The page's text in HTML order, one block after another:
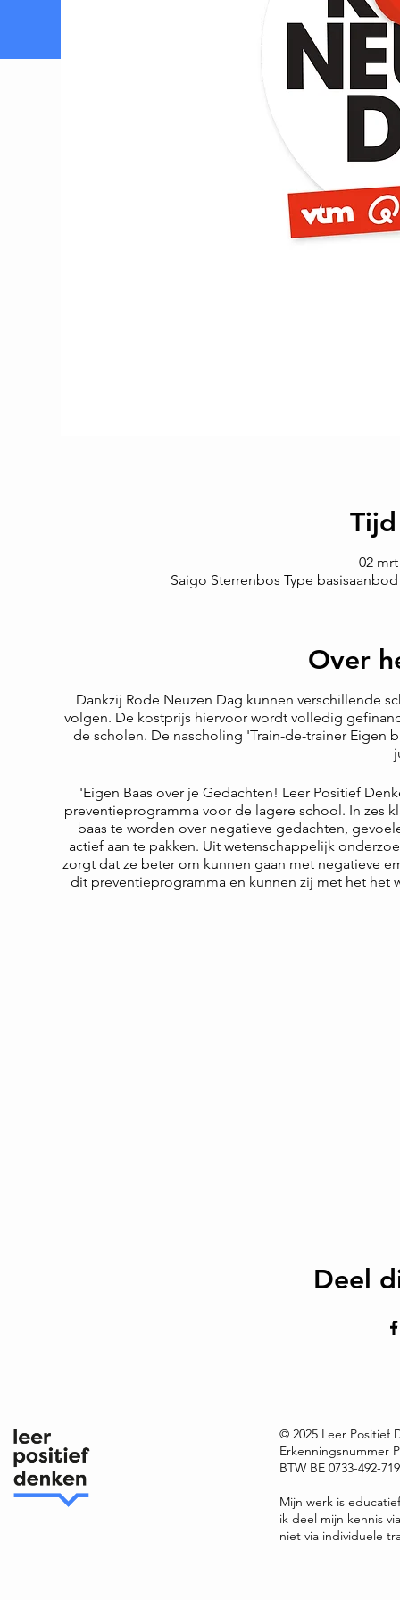
02 mrt
Saigo Sterrenbos Type
Over
Dankzij Rode Neuzen Dag kunnen verschillende
volgen. De kostprijs hiervoor wordt volledig
de scholen. De nascholing 'Train-de-trainer
'Eigen Baas over je Gedachten! Leer Positief
preventieprogramma voor de lagere school. In zes
baas te worden over negatieve gedachten,
actief aan te pakken. Uit wetenschappelijk
zorgt dat ze beter om kunnen gaan met negatieve
dit preventieprogramma en kunnen zij met het
Deel
© 2025 Leer Positief
Erkenningsnummer
BTW BE 0733-492-
Mijn werk is
ik deel mijn kennis
niet via individuele